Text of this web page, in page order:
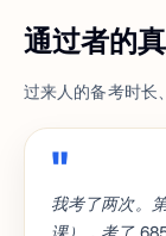
通过者的
过来人的备考时长
我考了两次。